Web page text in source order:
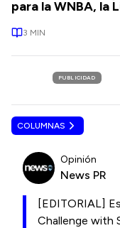
para la WNBA, la
3 MIN
PUBLICIDAD
COLUMNAS
Opinión
News PR
[EDITORIAL]
Challenge with